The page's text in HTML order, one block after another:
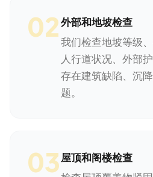
02外部和地坡检查
我们检查地坡等级
人行道状况、外部
存在建筑缺陷、沉
题。
03屋顶和阁楼检查